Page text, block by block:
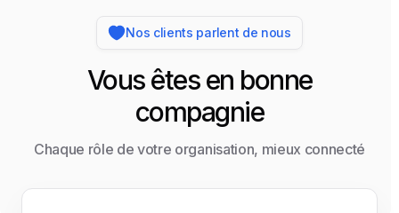
Nos clients parlent de nous
Vous êtes en bonne
compagnie
Chaque rôle de votre organisation, mieux connecté